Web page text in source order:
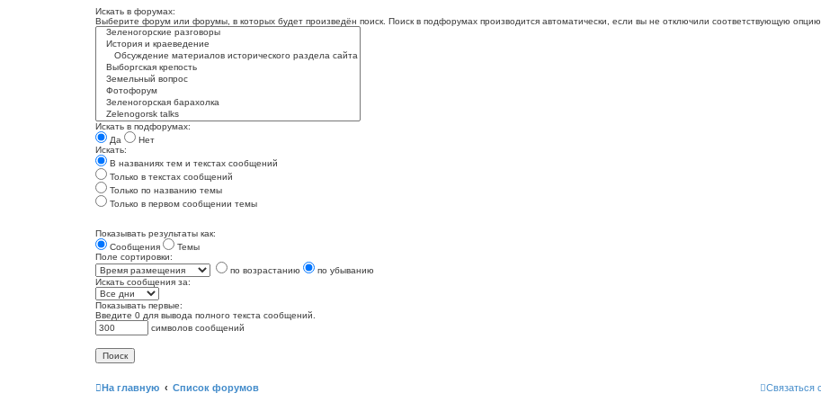
Искать в форумах:
Выберите форум или форумы, в которых будет произведён поиск. Поиск в подфорумах производится автоматически, если вы не отключили соответствующую опцию
Искать в подфорумах:
Да
Нет
Искать:
В названиях тем и текстах сообщений
Только в текстах сообщений
Только по названию темы
Только в первом сообщении темы
Показывать результаты как:
Сообщения
Темы
Поле сортировки:
по возрастанию
по убыванию
Искать сообщения за:
Показывать первые:
Введите 0 для вывода полного текста сообщений.
символов сообщений
На главную Список форумов Связаться